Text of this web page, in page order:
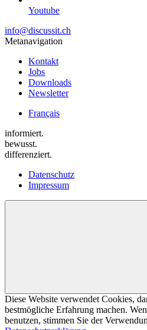
Youtube
info@discussit.ch
Metanavigation
Kontakt
Jobs
Downloads
Newsletter
Français
informiert.
bewusst.
differenziert.
Datenschutz
Impressum
Diese Website verwendet Cookies,
bestmögliche Erfahrung machen.
benutzen, stimmen Sie der